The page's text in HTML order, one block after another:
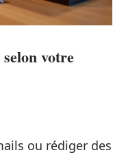
votre
ou rédiger des